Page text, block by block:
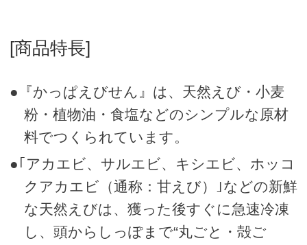
[商品特長]
●『かっぱえびせん』は、天然えび・小麦
粉・植物油・食塩などのシンプルな原材
料でつくられています。
●｢アカエビ、サルエビ、キシエビ、ホッコ
クアカエビ（通称：甘えび）｣などの新鮮
な天然えびは、獲った後すぐに急速冷凍
し、頭からしっぽまで“丸ごと・殻ご